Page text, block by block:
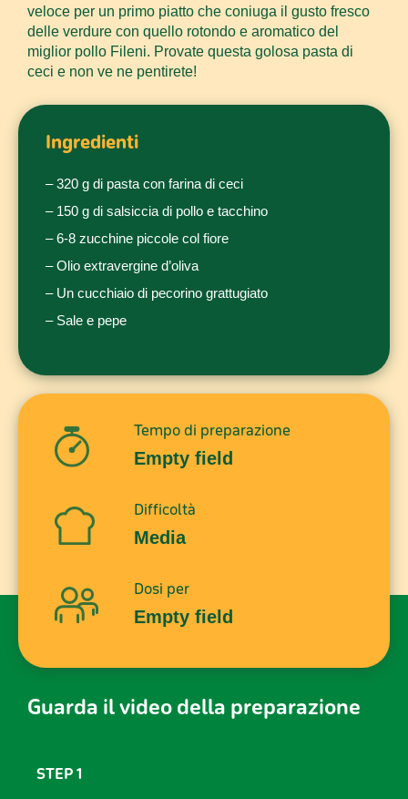
veloce per un primo piatto che coniuga il gusto fresco
delle verdure con quello rotondo e aromatico del
miglior pollo Fileni. Provate questa golosa pasta di
ceci e non ve ne pentirete!
Ingredienti
– 320 g di pasta con farina di ceci
– 150 g di salsiccia di pollo e tacchino
– 6-8 zucchine piccole col fiore
– Olio extravergine d’oliva
– Un cucchiaio di pecorino grattugiato
– Sale e pepe
Tempo di preparazione
Empty field
Difficoltà
Media
Dosi per
Empty field
STEP 1
Guarda il video della preparazione